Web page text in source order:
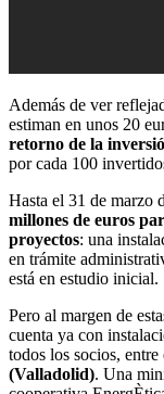
Además de ver
estiman en unos 20
retorno de la
por cada 100
Hasta el 31 de marzo
millones de euros
proyectos: una
en trámite
está en estudio inicial.
Pero al margen de
cuenta ya con
todos los socios, entre
(Valladolid). Una